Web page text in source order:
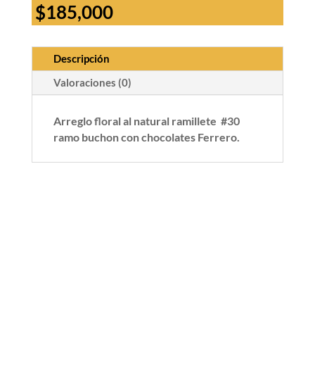
$185,000
Descripción
Valoraciones (0)
Arreglo floral al natural ramillete #30
ramo buchon conchocolates Ferrero.